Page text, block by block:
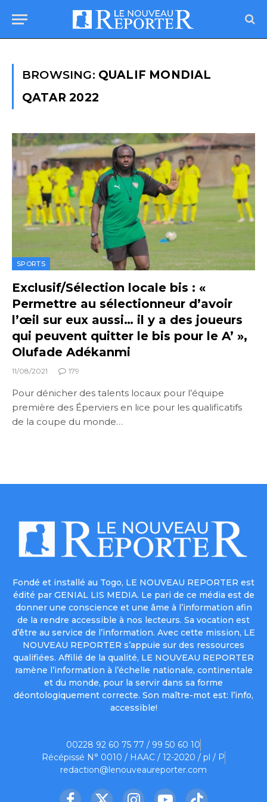
BROWSING: QUALIF MONDIAL
QATAR 2022
SPORTS
Exclusif/Sélection locale bis : «
Permettre au sélectionneur d’avoir
l’œil sur eux aussi… il y a des joueurs
qui peuvent quitter le bis pour le A’ »,
Olufade Adékanmi
11/08/2021 179
Pour dénicher des talents locaux pour l’équipe
première des Éperviers en lice pour les qualificatifs
de la coupe du monde…
Fondé et installé au Togo, LE NOUVEAU REPORTER est
édité par GENIAL LIS MEDIA. Le pari de ce média est de
donner une conscience et une âme à l’information afin
de la rendre accessible à nos lecteurs. Sa vocation est
d’être au service de l’information. Avec cette mission, LE
NOUVEAU REPORTER s’appuie sur des ressources
qualifiées. Affilié de la qualité, LE NOUVEAU REPORTER
ramène l’information à l’échelle nationale, continentale
et du monde, pour la servir dans sa forme
déontologiquement correcte. Son maître-mot est: l’info,
accessible!
00228 92 60 75 77 / 99 50 60 10
Récépissé N° 0010 / HAAC / 12-2020 / pl / P
redaction@lenouveaureporter.com